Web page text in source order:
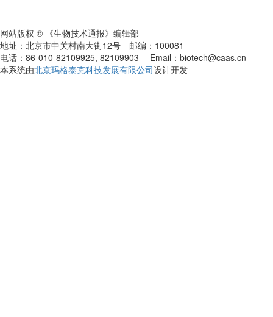
网站版权 © 《生物技术通报》编辑部
地址：北京市中关村南大街12号 邮编：100081
电话：86-010-82109925, 82109903 Email：biotech@caas.cn
本系统由北京玛格泰克科技发展有限公司设计开发